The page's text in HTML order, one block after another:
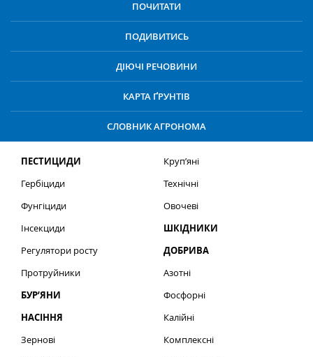
ПОЧИТАТИ
ПОДИВИТИСЬ
ДІЮЧІ РЕЧОВИНИ
КАРТА ҐРУНТІВ
СЛОВНИК АГРОНОМА
ПЕСТИЦИДИ
Гербіциди
Фунгіциди
Інсекциди
Регулятори росту
Протруйники
БУР’ЯНИ
НАСІННЯ
Зернові
Круп’яні
Технічні
Овочеві
ШКІДНИКИ
ДОБРИВА
Азотні
Фосфорні
Калійні
Комплексні